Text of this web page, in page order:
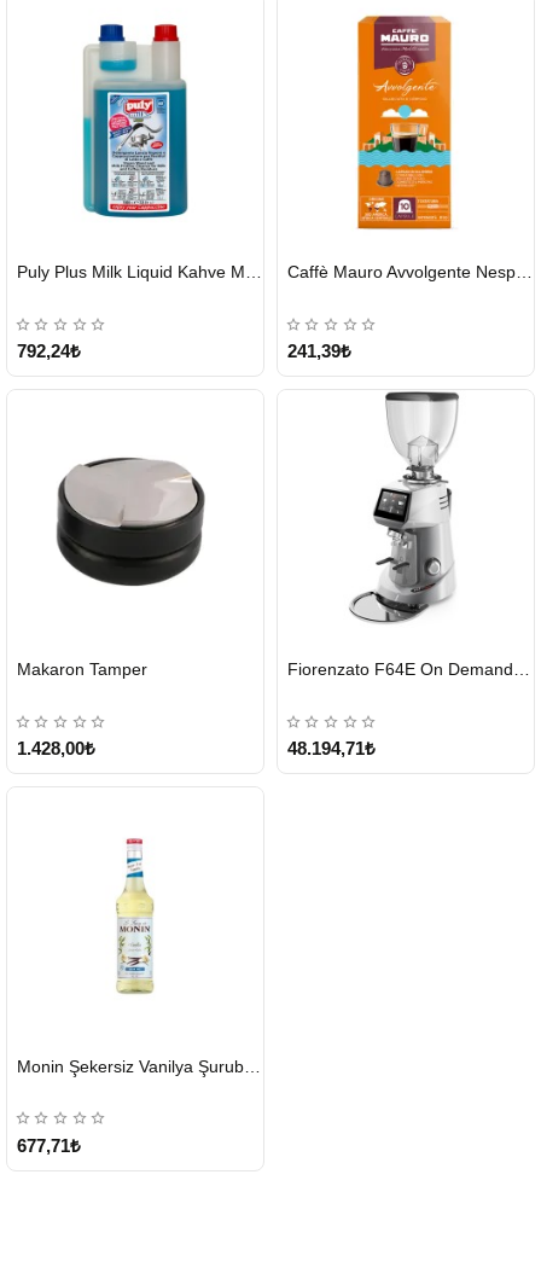
GÖNDERİ
792,24₺
GÖNDERİ
Caffè Mauro Avvolgente Nespresso Kapsül
241,39₺
GÖNDERİ
Makaron Tamper
1.428,00₺
GÖNDERİ
48.194,71₺
GÖNDERİ
677,71₺